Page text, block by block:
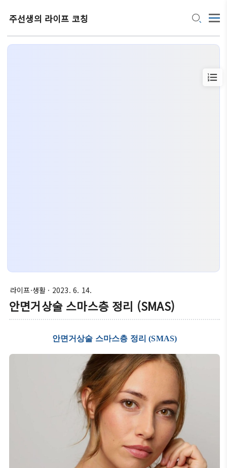
주선생의 라이프 코칭
라이프·생활 · 2023. 6. 14.
안면거상술 스마스층 정리 (SMAS)
안면거상술 스마스층 정리 (SMAS)